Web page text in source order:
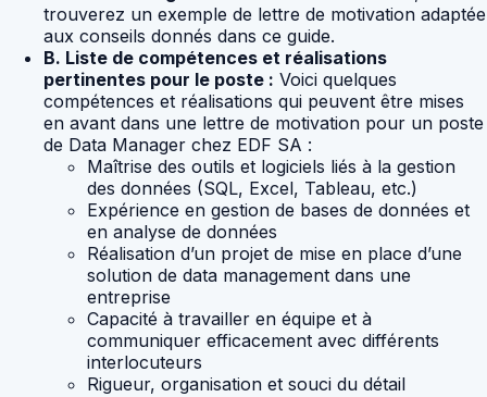
trouverez un exemple de lettre de motivation adaptée
aux conseils donnés dans ce guide.
B. Liste de compétences et réalisations
pertinentes pour le poste : Voici quelques
compétences et réalisations qui peuvent être mises
en avant dans une lettre de motivation pour un poste
de Data Manager chez EDF SA :
Maîtrise des outils et logiciels liés à la gestion
des données (SQL, Excel, Tableau, etc.)
Expérience en gestion de bases de données et
en analyse de données
Réalisation d’un projet de mise en place d’une
solution de data management dans une
entreprise
Capacité à travailler en équipe et à
communiquer efficacement avec différents
interlocuteurs
Rigueur, organisation et souci du détail